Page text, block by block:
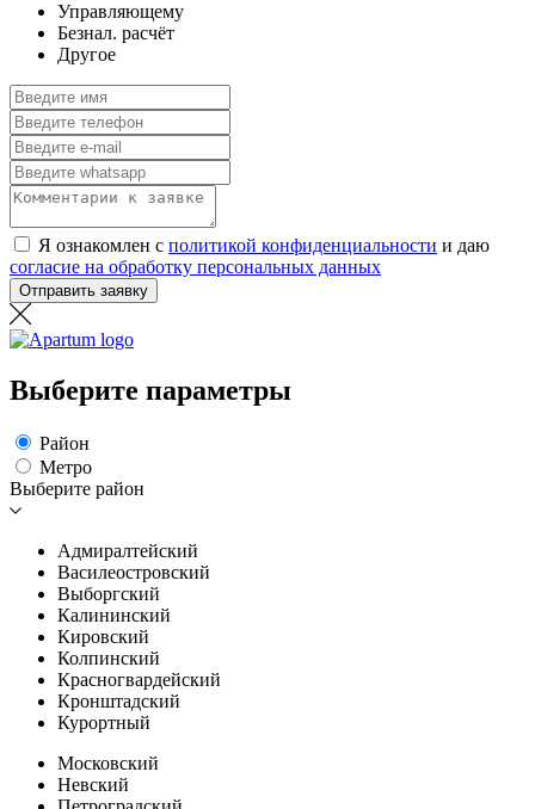
Управляющему
Безнал. расчёт
Другое
Я ознакомлен с политикой конфиденциальности и даю
согласие на обработку персональных данных
Отправить заявку
Выберите параметры
Район
Метро
Выберите район
Адмиралтейский
Василеостровский
Выборгский
Калининский
Кировский
Колпинский
Красногвардейский
Кронштадский
Курортный
Московский
Невский